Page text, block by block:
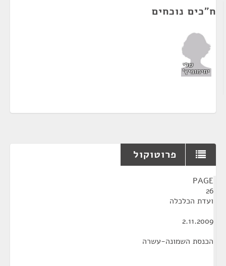
ח"כים נוכחים
שלי
יחימוביץ'
פרוטוקול
PAGE
26
ועדת הכלכלה
2.11.2009
הכנסת השמונה-עשרה